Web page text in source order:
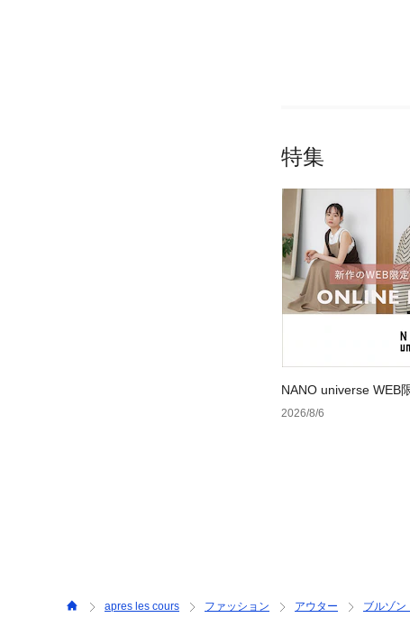
特集
NANO universe WEB
2026/8/6
apres les cours ファッション アウター ブルゾン